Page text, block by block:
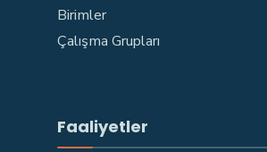
Birimler
Çalışma Grupları
Faaliyetler